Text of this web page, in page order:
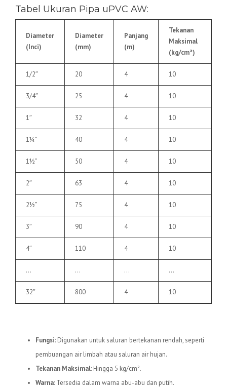
Tabel Ukuran Pipa uPVC AW:
Diameter
(Inci)
Diameter
(mm)
Panjang
(m)
Tekanan
Maksimal
(kg/cm²)
1/2″ 20 4 10
3/4″ 25 4 10
1″ 32 4 10
1¼” 40 4 10
1½” 50 4 10
2″ 63 4 10
2½” 75 4 10
3″ 90 4 10
4″ 110 4 10
… … … …
32″ 800 4 10
Fungsi: Digunakan untuk saluran bertekanan rendah, seperti
pembuangan air limbah atau saluran air hujan.
Tekanan Maksimal: Hingga 5 kg/cm².
Warna: Tersedia dalam warna abu-abu dan putih.